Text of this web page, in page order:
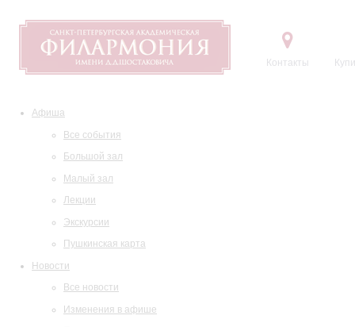
Контакты
Афиша
Все события
Большой зал
Малый зал
Лекции
Экскурсии
Пушкинская карта
Новости
Все новости
Изменения в афише